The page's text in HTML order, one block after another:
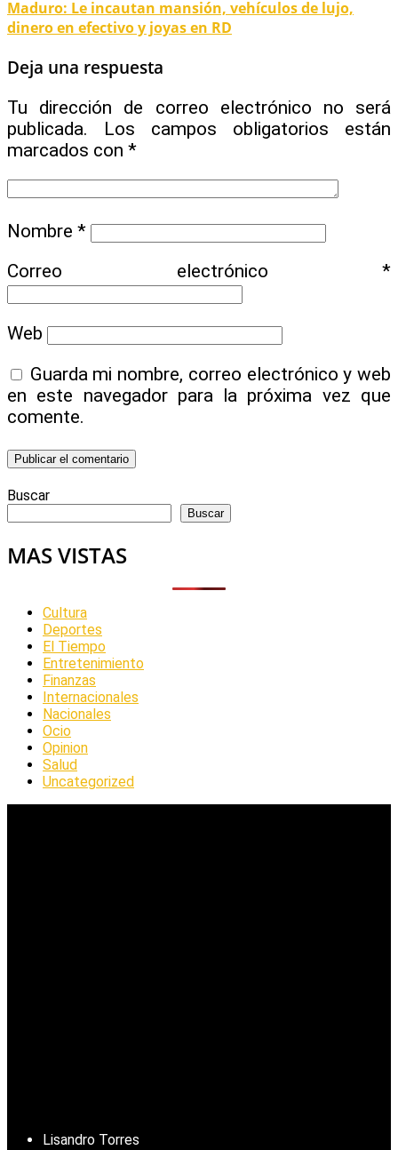
Maduro: Le incautan mansión, vehículos de lujo,
dinero en efectivo y joyas en RD
Deja una respuesta
Tu dirección de correo electrónico no será
publicada.
Los campos obligatorios están
marcados con *
Nombre *
Correo electrónico *
Web
Guarda mi nombre, correo electrónico y web
en este navegador para la próxima vez que
comente.
Buscar
Buscar
MAS VISTAS
Cultura
Deportes
El Tiempo
Entretenimiento
Finanzas
Internacionales
Nacionales
Ocio
Opinion
Salud
Uncategorized
Lisandro Torres